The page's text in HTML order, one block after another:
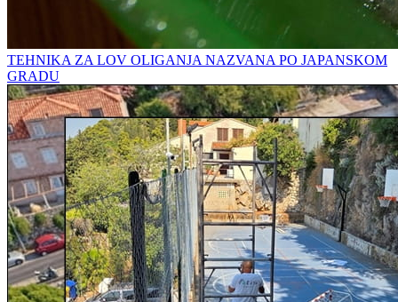
TEHNIKA ZA LOV OLIGANJA NAZVANA PO JAPANSKOM
GRADU